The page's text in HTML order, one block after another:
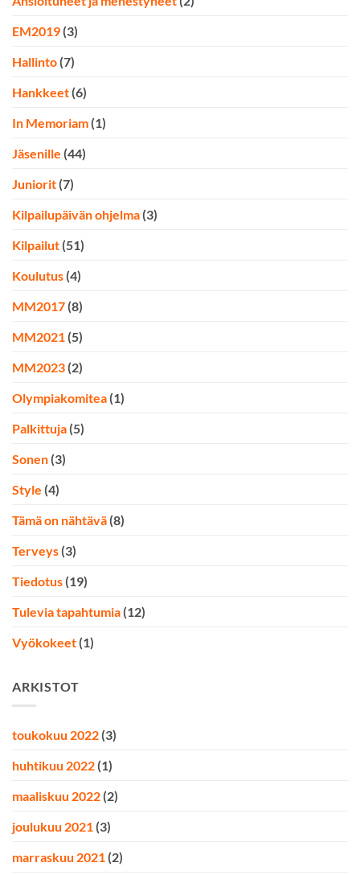
EM2019 (3)
Hallinto (7)
Hankkeet (6)
In Memoriam (1)
Jäsenille (44)
Juniorit (7)
Kilpailupäivän ohjelma (3)
Kilpailut (51)
Koulutus (4)
MM2017 (8)
MM2021 (5)
MM2023 (2)
Olympiakomitea (1)
Palkittuja (5)
Sonen (3)
Style (4)
Tämä on nähtävä (8)
Terveys (3)
Tiedotus (19)
Tulevia tapahtumia (12)
Vyökokeet (1)
ARKISTOT
toukokuu 2022 (3)
huhtikuu 2022 (1)
maaliskuu 2022 (2)
joulukuu 2021 (3)
marraskuu 2021 (2)